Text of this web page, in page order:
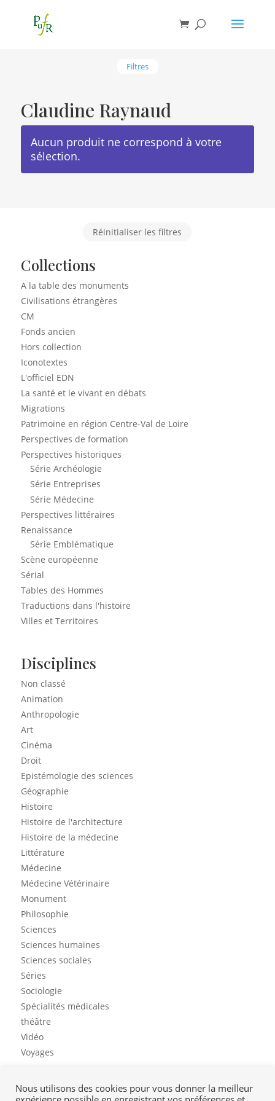
Filtres
Claudine Raynaud
Aucun produit ne correspond à votre
sélection.
Réinitialiser les filtres
Collections
A la table des monuments
Civilisations étrangères
CM
Fonds ancien
Hors collection
Iconotextes
L'officiel EDN
La santé et le vivant en débats
Migrations
Patrimoine en région Centre-Val de Loire
Perspectives de formation
Perspectives historiques
Série Archéologie
Série Entreprises
Série Médecine
Perspectives littéraires
Renaissance
Série Emblématique
Scène européenne
Sérial
Tables des Hommes
Traductions dans l'histoire
Villes et Territoires
Disciplines
Non classé
Animation
Anthropologie
Art
Cinéma
Droit
Epistémologie des sciences
Géographie
Histoire
Histoire de l'architecture
Histoire de la médecine
Littérature
Médecine
Médecine Vétérinaire
Monument
Philosophie
Sciences
Sciences humaines
Sciences sociales
Séries
Sociologie
Spécialités médicales
théâtre
Vidéo
Voyages
Nous utilisons des cookies pour vous donner la meilleur